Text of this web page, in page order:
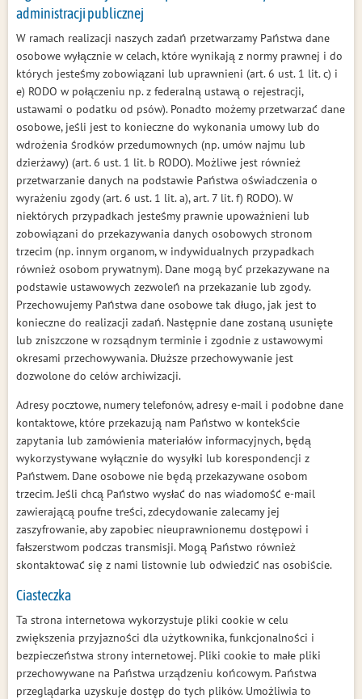
administracji publicznej
W ramach realizacji naszych zadań przetwarzamy Państwa dane
osobowe wyłącznie w celach, które wynikają z normy prawnej i do
których jesteśmy zobowiązani lub uprawnieni (art. 6 ust. 1 lit. c) i
e) RODO w połączeniu np. z federalną ustawą o rejestracji,
ustawami o podatku od psów). Ponadto możemy przetwarzać dane
osobowe, jeśli jest to konieczne do wykonania umowy lub do
wdrożenia środków przedumownych (np. umów najmu lub
dzierżawy) (art. 6 ust. 1 lit. b RODO). Możliwe jest również
przetwarzanie danych na podstawie Państwa oświadczenia o
wyrażeniu zgody (art. 6 ust. 1 lit. a), art. 7 lit. f) RODO). W
niektórych przypadkach jesteśmy prawnie upoważnieni lub
zobowiązani do przekazywania danych osobowych stronom
trzecim (np. innym organom, w indywidualnych przypadkach
również osobom prywatnym). Dane mogą być przekazywane na
podstawie ustawowych zezwoleń na przekazanie lub zgody.
Przechowujemy Państwa dane osobowe tak długo, jak jest to
konieczne do realizacji zadań. Następnie dane zostaną usunięte
lub zniszczone w rozsądnym terminie i zgodnie z ustawowymi
okresami przechowywania. Dłuższe przechowywanie jest
dozwolone do celów archiwizacji.
Adresy pocztowe, numery telefonów, adresy e-mail i podobne dane
kontaktowe, które przekazują nam Państwo w kontekście
zapytania lub zamówienia materiałów informacyjnych, będą
wykorzystywane wyłącznie do wysyłki lub korespondencji z
Państwem. Dane osobowe nie będą przekazywane osobom
trzecim. Jeśli chcą Państwo wysłać do nas wiadomość e-mail
zawierającą poufne treści, zdecydowanie zalecamy jej
zaszyfrowanie, aby zapobiec nieuprawnionemu dostępowi i
fałszerstwom podczas transmisji. Mogą Państwo również
skontaktować się z nami listownie lub odwiedzić nas osobiście.
Ciasteczka
Ta strona internetowa wykorzystuje pliki cookie w celu
zwiększenia przyjazności dla użytkownika, funkcjonalności i
bezpieczeństwa strony internetowej. Pliki cookie to małe pliki
przechowywane na Państwa urządzeniu końcowym. Państwa
przeglądarka uzyskuje dostęp do tych plików. Umożliwia to